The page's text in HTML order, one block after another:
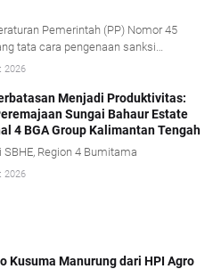
Pemerintah (PP) Nomor 45
tata cara pengenaan sanksi
kehutanan diharapkan mampu
2026
Menjadi Produktivitas:
Sungai Bahaur Estate
4 BGA Group Kalimantan Tengah
SBHE, Region 4 Bumitama
2026
Kusuma Manurung dari HPI Agro